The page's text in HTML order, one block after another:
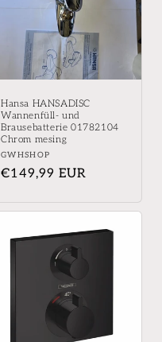
Hansa HANSADISC
Wannenfüll- und
Brausebatterie 01782104
Chrom mesing
Anbieter:
GWHSHOP
Normaler
€149,99 EUR